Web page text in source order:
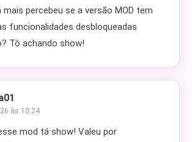
mais percebeu se a versão MOD tem
funcionalidades desbloqueadas
Tô achando show!
às 10:24
mod tá show! Valeu por